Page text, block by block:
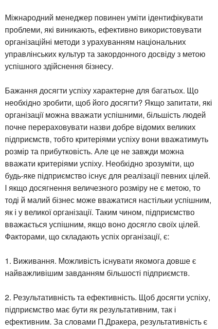
Міжнародний менеджер повинен уміти ідентифікувати
проблеми, які виникають, ефективно використовувати
організаційні методи з урахуванням національних
управлінських культур та закордонного досвіду з метою
успішного здійснення бізнесу.
Бажання досягти успіху характерне для багатьох. Що
необхідно зробити, щоб його досягти? Якщо запитати, які
організації можна вважати успішними, більшість людей
почне перераховувати назви добре відомих великих
підприємств, тобто критеріями успіху вони вважатимуть
розмір та прибутковість. Але це не завжди можна
вважати критеріями успіху. Необхідно зрозуміти, що
будь-яке підприємство існує для реалізації певних цілей.
І якщо досягнення величезного розміру не є метою, то
тоді й малий бізнес може вважатися настільки успішним,
як і у великої організації. Таким чином, підприємство
вважається успішним, якщо воно досягло своїх цілей.
Факторами, що складають успіх організації, є:
1. Виживання. Можливість існувати якомога довше є
найважливішим завданням більшості підприємств.
2. Результативність та ефективність. Щоб досягти успіху,
підприємство має бути як результативним, так і
ефективним. За словами П.Дракера, результативність є